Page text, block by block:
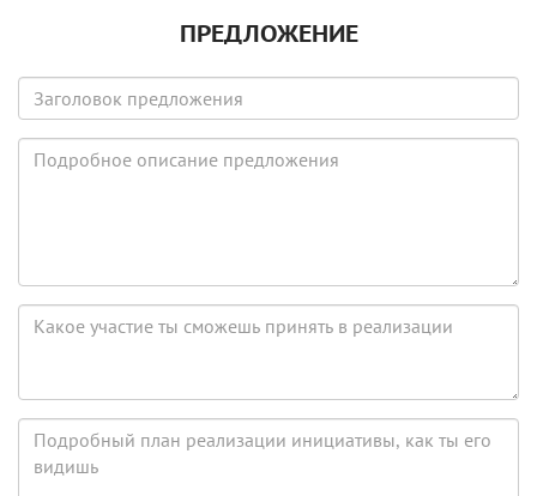
ПРЕДЛОЖЕНИЕ
Заголовок
предложения
Подробное
описание
Какое
сможешь
принять
реализации
Подробный
реализации